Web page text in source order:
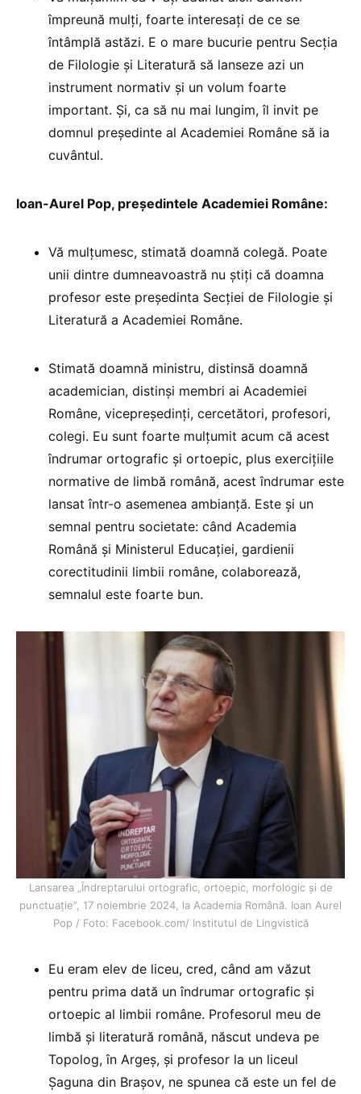
împreună mulți, foarte interesați de ce se
întâmplă astăzi. E o mare bucurie pentru Secția
de Filologie și Literatură să lanseze azi un
instrument normativ și un volum foarte
important. Și, ca să nu mai lungim, îl invit pe
domnul președinte al Academiei Române să ia
cuvântul.
Ioan-Aurel Pop, președintele Academiei Române:
Vă mulțumesc, stimată doamnă colegă. Poate
unii dintre dumneavoastră nu știți că doamna
profesor este președinta Secției de Filologie și
Literatură a Academiei Române.
Stimată doamnă ministru, distinsă doamnă
academician, distinși membri ai Academiei
Române, vicepreședinți, cercetători, profesori,
colegi. Eu sunt foarte mulțumit acum că acest
îndrumar ortografic și ortoepic, plus exercițiile
normative de limbă română, acest îndrumar este
lansat într-o asemenea ambianță. Este și un
semnal pentru societate: când Academia
Română și Ministerul Educației, gardienii
corectitudinii limbii române, colaborează,
semnalul este foarte bun.
Lansarea „Îndreptarului ortografic, ortoepic, morfologic şi de
punctuaţie”, 17 noiembrie 2024, la Academia Română. Ioan Aurel
Pop / Foto: Facebook.com/ Institutul de Lingvistică
Eu eram elev de liceu, cred, când am văzut
pentru prima dată un îndrumar ortografic și
ortoepic al limbii române. Profesorul meu de
limbă și literatură română, născut undeva pe
Topolog, în Argeș, și profesor la un liceul
Șaguna din Brașov, ne spunea că este un fel de